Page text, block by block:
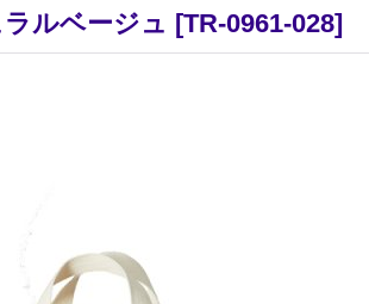
ルベージュ [TR-0961-028]